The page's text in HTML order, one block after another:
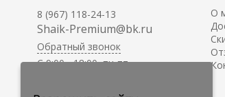
8 (967) 118-24-13
Shaik-Premium@bk.ru
Обратный звонок
C 9:00 - 18:00, пн-пт
О